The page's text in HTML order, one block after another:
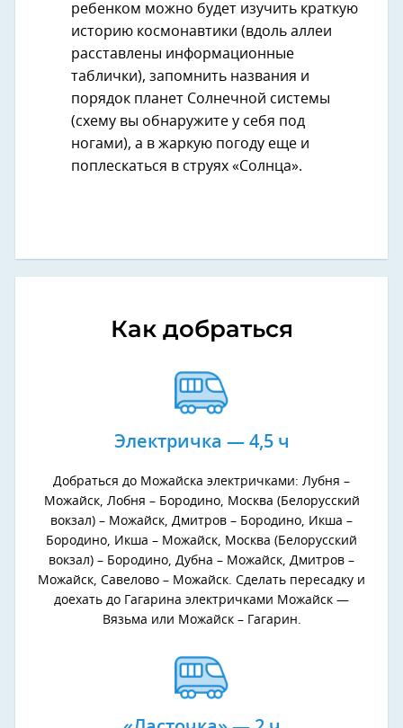
ребенком можно будет изучить краткую
историю космонавтики (вдоль аллеи
расставлены информационные
таблички), запомнить названия и
порядок планет Солнечной системы
(схему вы обнаружите у себя под
ногами), а в жаркую погоду еще и
поплескаться в струях «Солнца».
Как добраться
Электричка — 4,5 ч
Добраться до Можайска электричками: Лубня –
Можайск, Лобня – Бородино, Москва (Белорусский
вокзал) – Можайск, Дмитров – Бородино, Икша –
Бородино, Икша – Можайск, Москва (Белорусский
вокзал) – Бородино, Дубна – Можайск, Дмитров –
Можайск, Савелово – Можайск. Сделать пересадку и
доехать до Гагарина электричками Можайск —
Вязьма или Можайск – Гагарин.